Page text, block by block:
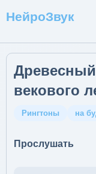
НейроЗвук
векового
Рингтоны на
Прослушать